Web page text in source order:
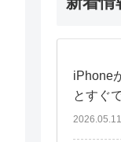
iPhone
とすぐ
2026.05.11